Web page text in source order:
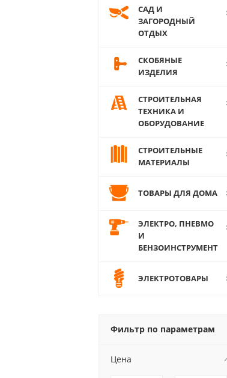
САД И
ЗАГОРОДНЫЙ
ОТДЫХ
СКОБЯНЫЕ
ИЗДЕЛИЯ
СТРОИТЕЛЬНАЯ
ТЕХНИКА И
ОБОРУДОВАНИЕ
СТРОИТЕЛЬНЫЕ
МАТЕРИАЛЫ
ТОВАРЫ ДЛЯ ДОМА
ЭЛЕКТРО, ПНЕВМО
И
БЕНЗОИНСТРУМЕНТ
ЭЛЕКТРОТОВАРЫ
Фильтр по параметрам
Цена